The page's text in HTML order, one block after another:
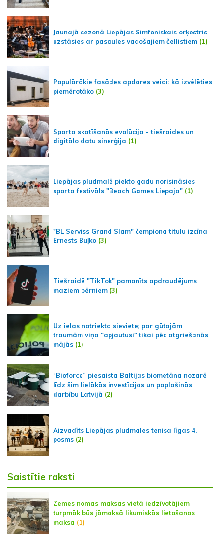
Jaunajā sezonā Liepājas Simfoniskais orķestris
uzstāsies ar pasaules vadošajiem čellistiem (1)
Populārākie fasādes apdares veidi: kā izvēlēties
piemērotāko (3)
Sporta skatīšanās evolūcija - tiešraides un
digitālo datu sinerģija (1)
Liepājas pludmalē piekto gadu norisināsies
sporta festivāls "Beach Games Liepaja" (1)
"BL Serviss Grand Slam" čempiona titulu izcīna
Ernests Buļko (3)
Tiešraidē "TikTok" pamanīts apdraudējums
maziem bērniem (3)
Uz ielas notriekta sieviete; par gūtajām
traumām viņa "apjautusi" tikai pēc atgriešanās
mājās (1)
“Bioforce” piesaista Baltijas biometāna nozarē
līdz šim lielākās investīcijas un paplašinās
darbību Latvijā (2)
Aizvadīts Liepājas pludmales tenisa līgas 4.
posms (2)
Saistītie raksti
Zemes nomas maksas vietā iedzīvotājiem
turpmāk būs jāmaksā likumiskās lietošanas
maksa (1)